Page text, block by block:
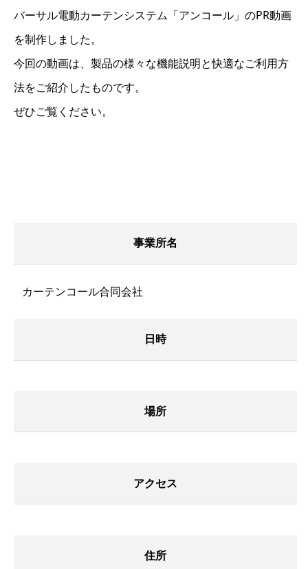
バーサル電動カーテンシステム「アンコール」のPR動画
を制作しました。
今回の動画は、製品の様々な機能説明と快適なご利用方
法をご紹介したものです。
ぜひご覧ください。
事業所名
カーテンコール合同会社
日時
場所
アクセス
住所